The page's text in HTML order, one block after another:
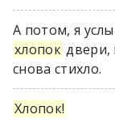
А потом, я
хлопок двери,
снова стихло.
Хлопок!